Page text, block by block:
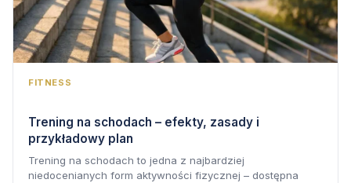
FITNESS
Trening na schodach – efekty, zasady i
przykładowy plan
Trening na schodach to jedna z najbardziej
niedocenianych form aktywności fizycznej – dostępna